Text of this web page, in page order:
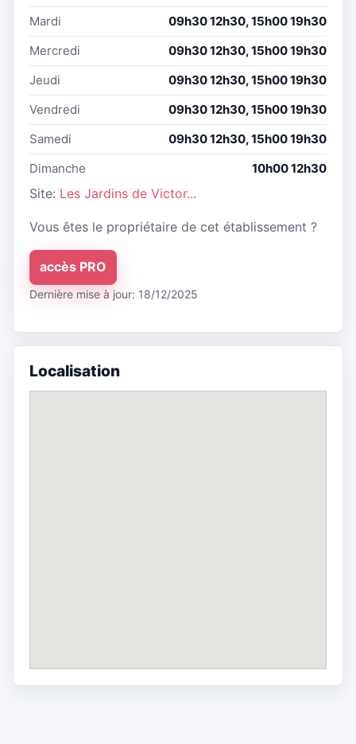
Mardi
09h30 12h30, 15h00 19h30
Mercredi
09h30 12h30, 15h00 19h30
Jeudi
09h30 12h30, 15h00 19h30
Vendredi
09h30 12h30, 15h00 19h30
Samedi
09h30 12h30, 15h00 19h30
Dimanche
10h00 12h30
Site: Les Jardins de Victor...
Vous êtes le propriétaire de cet établissement ?
accès PRO
Dernière mise à jour: 18/12/2025
Localisation